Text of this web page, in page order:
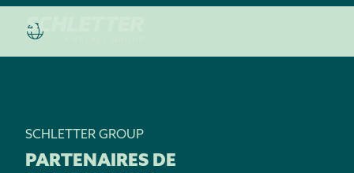
SCHLETTER GROUP
PARTENAIRES DE